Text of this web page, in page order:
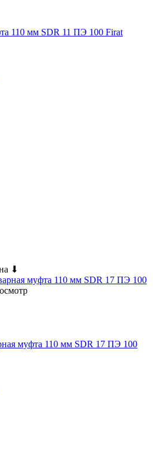
110 мм SDR 11 ПЭ 100 Firat
⬇
муфта 110 мм SDR 17 ПЭ 100